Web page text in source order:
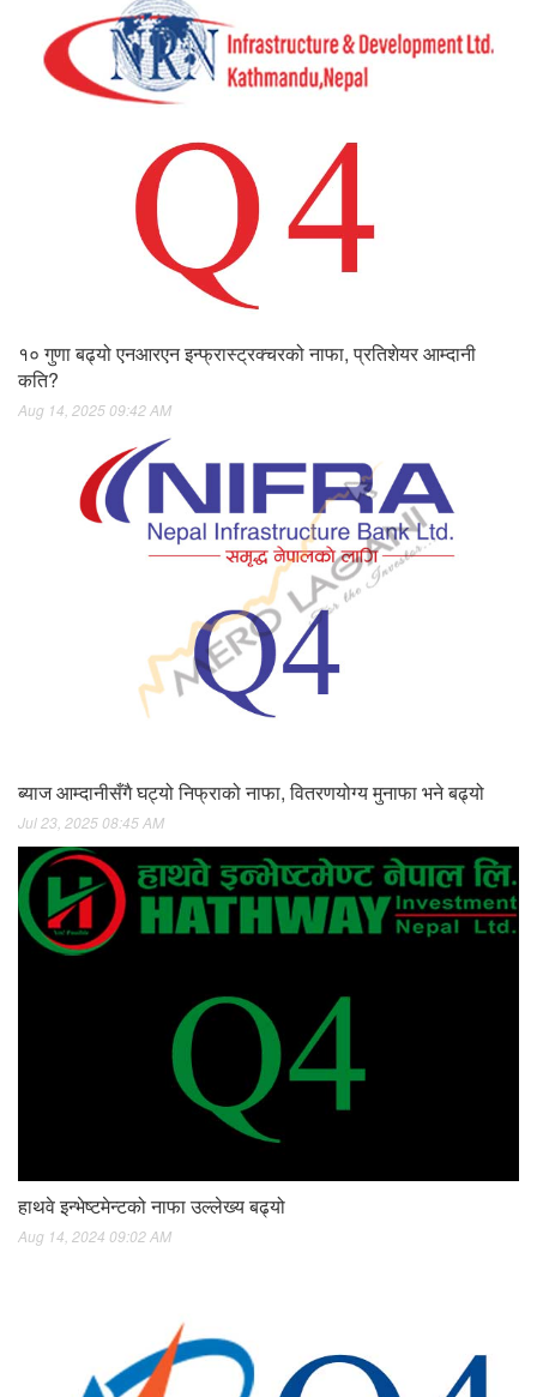
१० गुणा बढ्यो एनआरएन इन्फ्रास्ट्रक्चरको नाफा, प्रतिशेयर आम्दानी
कति?
Aug 14, 2025 09:42 AM
ब्याज आम्दानीसँगै घट्यो निफ्राको नाफा, वितरणयोग्य मुनाफा भने बढ्यो
Jul 23, 2025 08:45 AM
हाथवे इन्भेष्टमेन्टको नाफा उल्लेख्य बढ्यो
Aug 14, 2024 09:02 AM